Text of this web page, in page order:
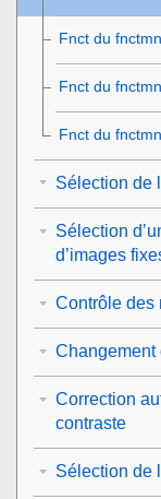
Fnct du
Fnct du
Fnct du
Sélection de
Sélection
d’images
Contrôle des
Changement
Correction
contraste
Sélection de